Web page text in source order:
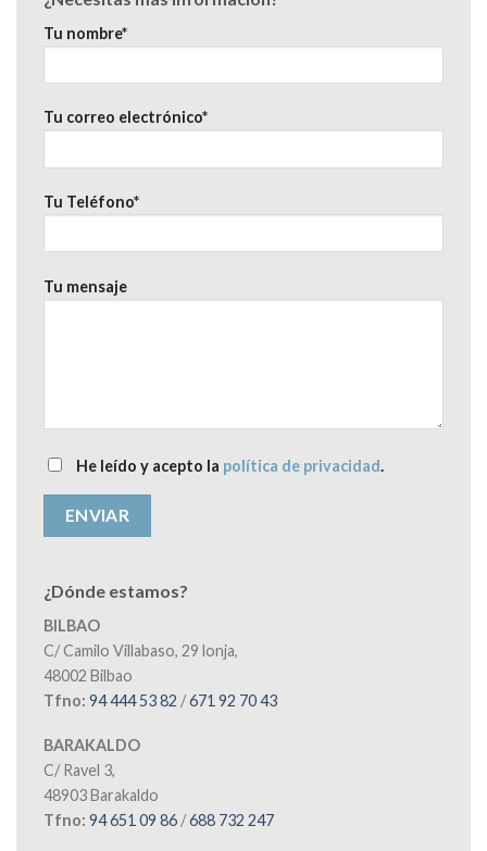
Tu nombre*
Tu correo electrónico*
Tu Teléfono*
Tu mensaje
He leído y acepto la política de privacidad.
¿Dónde estamos?
BILBAO
C/ Camilo Villabaso, 29 lonja,
48002 Bilbao
Tfno: 94 444 53 82 /671 92 70 43
BARAKALDO
C/ Ravel 3,
48903 Barakaldo
Tfno: 94 651 09 86/688 732 247